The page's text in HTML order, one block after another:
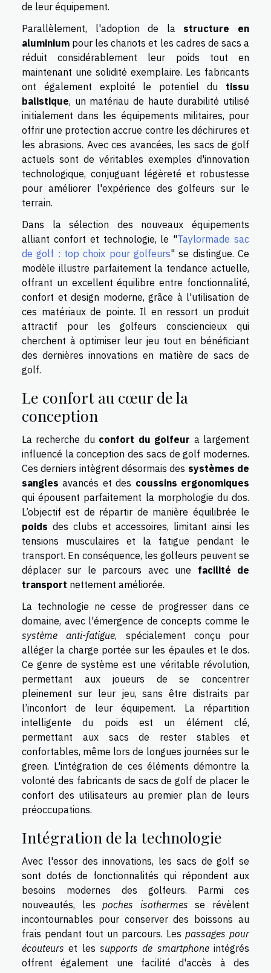
de leur équipement.
Parallèlement, l'adoption de la structure en
aluminium pour les chariots et les cadres de sacs a
réduit considérablement leur poids tout en
maintenant une solidité exemplaire. Les fabricants
ont également exploité le potentiel du tissu
balistique, un matériau de haute durabilité utilisé
initialement dans les équipements militaires, pour
offrir une protection accrue contre les déchirures et
les abrasions. Avec ces avancées, les sacs de golf
actuels sont de véritables exemples d'innovation
technologique, conjuguant légèreté et robustesse
pour améliorer l'expérience des golfeurs sur le
terrain.
Dans la sélection des nouveaux équipements
alliant confort et technologie, le "Taylormade sac
de golf : top choix pour golfeurs" se distingue. Ce
modèle illustre parfaitement la tendance actuelle,
offrant un excellent équilibre entre fonctionnalité,
confort et design moderne, grâce à l'utilisation de
ces matériaux de pointe. Il en ressort un produit
attractif pour les golfeurs consciencieux qui
cherchent à optimiser leur jeu tout en bénéficiant
des dernières innovations en matière de sacs de
golf.
Le confort au cœur de la
conception
La recherche du confort du golfeur a largement
influencé la conception des sacs de golf modernes.
Ces derniers intègrent désormais des systèmes de
sangles avancés et des coussins ergonomiques
qui épousent parfaitement la morphologie du dos.
L’objectif est de répartir de manière équilibrée le
poids des clubs et accessoires, limitant ainsi les
tensions musculaires et la fatigue pendant le
transport. En conséquence, les golfeurs peuvent se
déplacer sur le parcours avec une facilité de
transport nettement améliorée.
La technologie ne cesse de progresser dans ce
domaine, avec l'émergence de concepts comme le
système anti-fatigue, spécialement conçu pour
alléger la charge portée sur les épaules et le dos.
Ce genre de système est une véritable révolution,
permettant aux joueurs de se concentrer
pleinement sur leur jeu, sans être distraits par
l’inconfort de leur équipement. La répartition
intelligente du poids est un élément clé,
permettant aux sacs de rester stables et
confortables, même lors de longues journées sur le
green. L'intégration de ces éléments démontre la
volonté des fabricants de sacs de golf de placer le
confort des utilisateurs au premier plan de leurs
préoccupations.
Intégration de la technologie
Avec l'essor des innovations, les sacs de golf se
sont dotés de fonctionnalités qui répondent aux
besoins modernes des golfeurs. Parmi ces
nouveautés, lespoches isothermes se révèlent
incontournables pour conserver des boissons au
frais pendant tout un parcours. Les passages pour
écouteurs et les supports de smartphoneintégrés
offrent également une facilité d'accès à des